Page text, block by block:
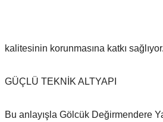
kalitesinin korunmasına katkı sağlıyor.
GÜÇLÜ TEKNİK ALTYAPI
Bu anlayışla Gölcük Değirmendere